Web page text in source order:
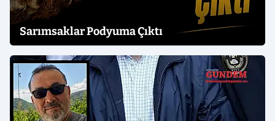
Sarımsaklar Podyuma Çıktı